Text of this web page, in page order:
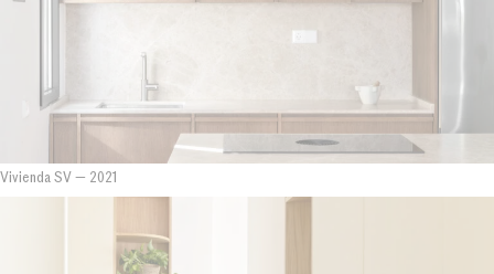
Vivienda SV— 2021